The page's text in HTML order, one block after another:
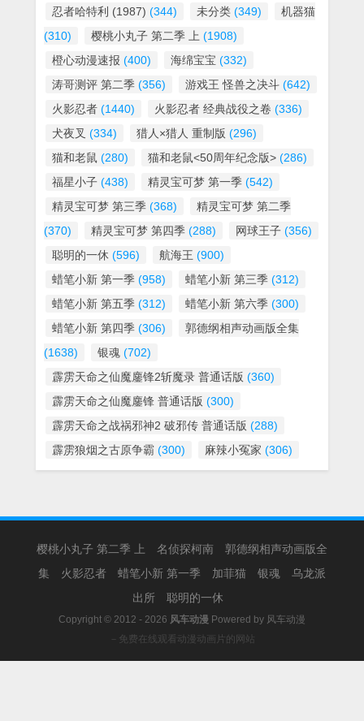
忍者哈特利 (1987) (344) 未分类 (349)
机器猫
(310)
樱桃小丸子 第二季 上 (1908)
橙心动漫速报 (400) 海绵宝宝 (332)
涛哥测评 第二季 (356) 游戏王 怪兽之决斗 (642)
火影忍者 (1440) 火影忍者 经典战役之卷 (336)
犬夜叉 (334) 猎人×猎人 重制版 (296)
猫和老鼠 (280) 猫和老鼠<50周年纪念版> (286)
福星小子 (438) 精灵宝可梦 第一季 (542)
精灵宝可梦 第三季 (368)
精灵宝可梦 第二季
(370)
精灵宝可梦 第四季 (288) 网球王子 (356)
聪明的一休 (596) 航海王 (900)
蜡笔小新 第一季 (958) 蜡笔小新 第三季 (312)
蜡笔小新 第五季 (312) 蜡笔小新 第六季 (300)
蜡笔小新 第四季 (306)
郭德纲相声动画版全集
(1638)
银魂 (702)
霹雳天命之仙魔鏖锋2斩魔录 普通话版 (360)
霹雳天命之仙魔鏖锋 普通话版 (300)
霹雳天命之战祸邪神2 破邪传 普通话版 (288)
霹雳狼烟之古原争霸 (300) 麻辣小冤家 (306)
樱桃小丸子 第二季 上 名侦探柯南
郭德纲相声动画版全
集
火影忍者 蜡笔小新 第一季 加菲猫 银魂
乌龙派
出所
聪明的一休
Copyright © 2012 - 2026 风车动漫 Powered by 风车动漫
－免费在线观看动漫动画片的网站